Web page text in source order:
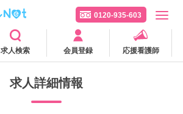
0120-935-603
求人検索 会員登録 応援看護師
求人詳細情報